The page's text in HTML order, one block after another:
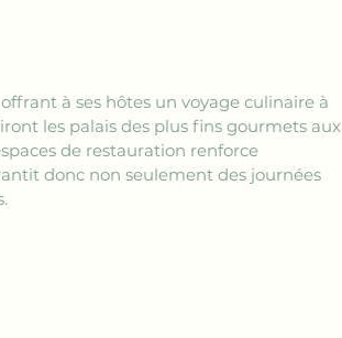
offrant à ses hôtes un voyage culinaire à
les palais des plus fins gourmets aux
de restauration renforce
donc non seulement des journées